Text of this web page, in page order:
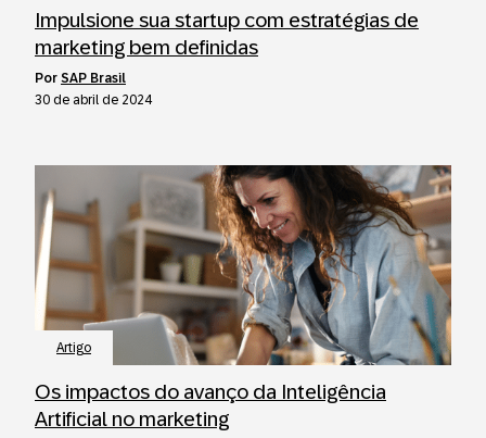
Impulsione sua startup com estratégias de
marketing bem definidas
por SAP Brasil
30 de abril de 2024
Artigo
Os impactos do avanço da Inteligência
Artificial no marketing